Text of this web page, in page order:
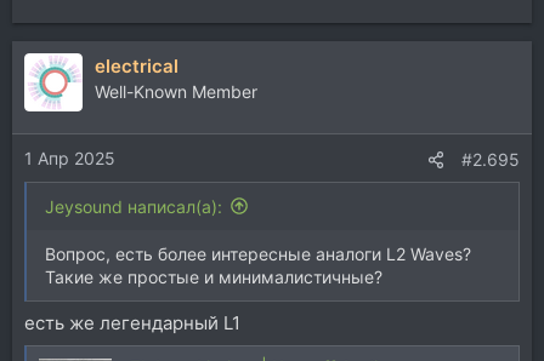
electrical
Well-Known Member
1 Апр 2025 #2.695
Jeysound написал(а):
Вопрос, есть более интересные аналоги L2 Waves?
Такие же простые и минималистичные?
есть же легендарный L1